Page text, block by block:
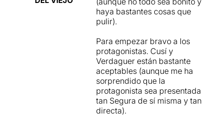
haya bastantes cosas que
pulir).
Para empezar bravo a los
protagonistas. Cusí y
Verdaguer están bastante
aceptables (aunque me ha
sorprendido que la
protagonista sea presentada
tan Segura de sí misma y tan
directa).